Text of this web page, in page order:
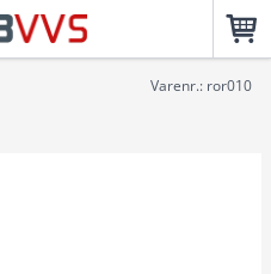
Varenr.: ror010